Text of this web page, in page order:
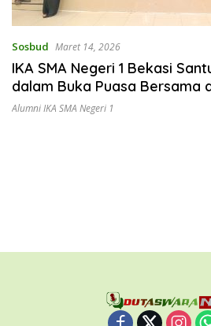
Sosbud Maret 14, 2026
IKA SMA Negeri 1 Bekasi
dalam Buka Puasa Bersama
Alumni IKA SMA Negeri 1